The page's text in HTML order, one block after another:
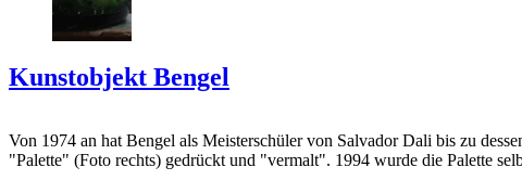
Kunstobjekt Bengel
Von 1974 an hat Bengel als Meisterschüler von Salvador Dali bis zu
"Palette" (Foto rechts) gedrückt und "vermalt". 1994 wurde die Palette